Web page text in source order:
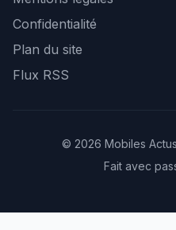
Confidentialité
Plan du site
Flux RSS
© 2026 Mobiles
Fait avec